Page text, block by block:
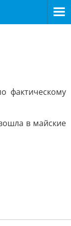
фактическому
в майские